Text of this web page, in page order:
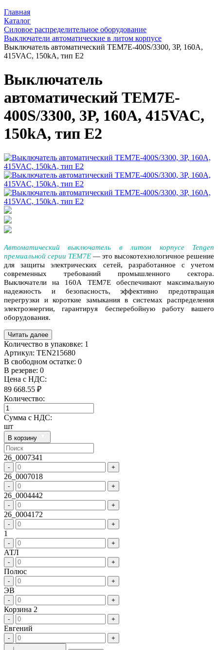
Главная
Каталог
Силовое распределительное оборудование
Выключатели автоматические в литом корпусе
Выключатель автоматический TEM7E-400S/3300, 3P, 160A,
415VAC, 150kA, тип E2
Выключатель
автоматический TEM7E-
400S/3300, 3P, 160A, 415VAC,
150kA, тип E2
Автоматический выключатель в литом корпусе Tengen
премиальной серии TEM7E — это высокотехнологичное решение
для защиты электрических сетей, разработанное с учетом
современных требований промышленного сектора.
Выключатели на 160A TEM7E обеспечивают максимальную
надежность и безопасность, эффективно предотвращая
перегрузки и короткие замыкания в системах распределения
электроэнергии, гарантируя бесперебойную работу вашего
оборудования.
Читать далее
Количество в упаковке: 1
Артикул: TEN215680
В свободном остатке: 0
В резерве: 0
Цена с НДС:
89 668.55 ₽
Количество:
Сумма с НДС:
шт
В корзину
26_0007341
- +
26_0007018
- +
26_0004442
- +
26_0004172
- +
1
- +
АТЛ
- +
Полюс
- +
ЭВ
- +
Корзина 2
- +
Евгений
- +